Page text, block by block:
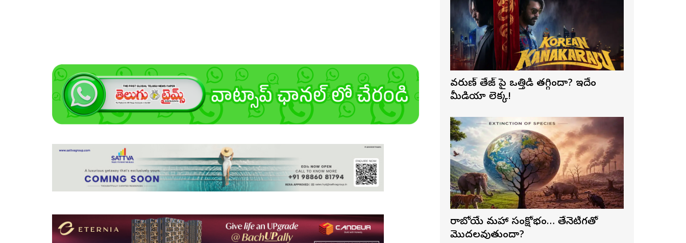
వరుణ్ తేజ్‌ పై ఒత్తిడి తగ్గిందా? ఇదేం
మీడియా లెక్క!
రాబోయే మహా సంక్షోభం… తేనెటీగతో
మొదలవుతుందా?